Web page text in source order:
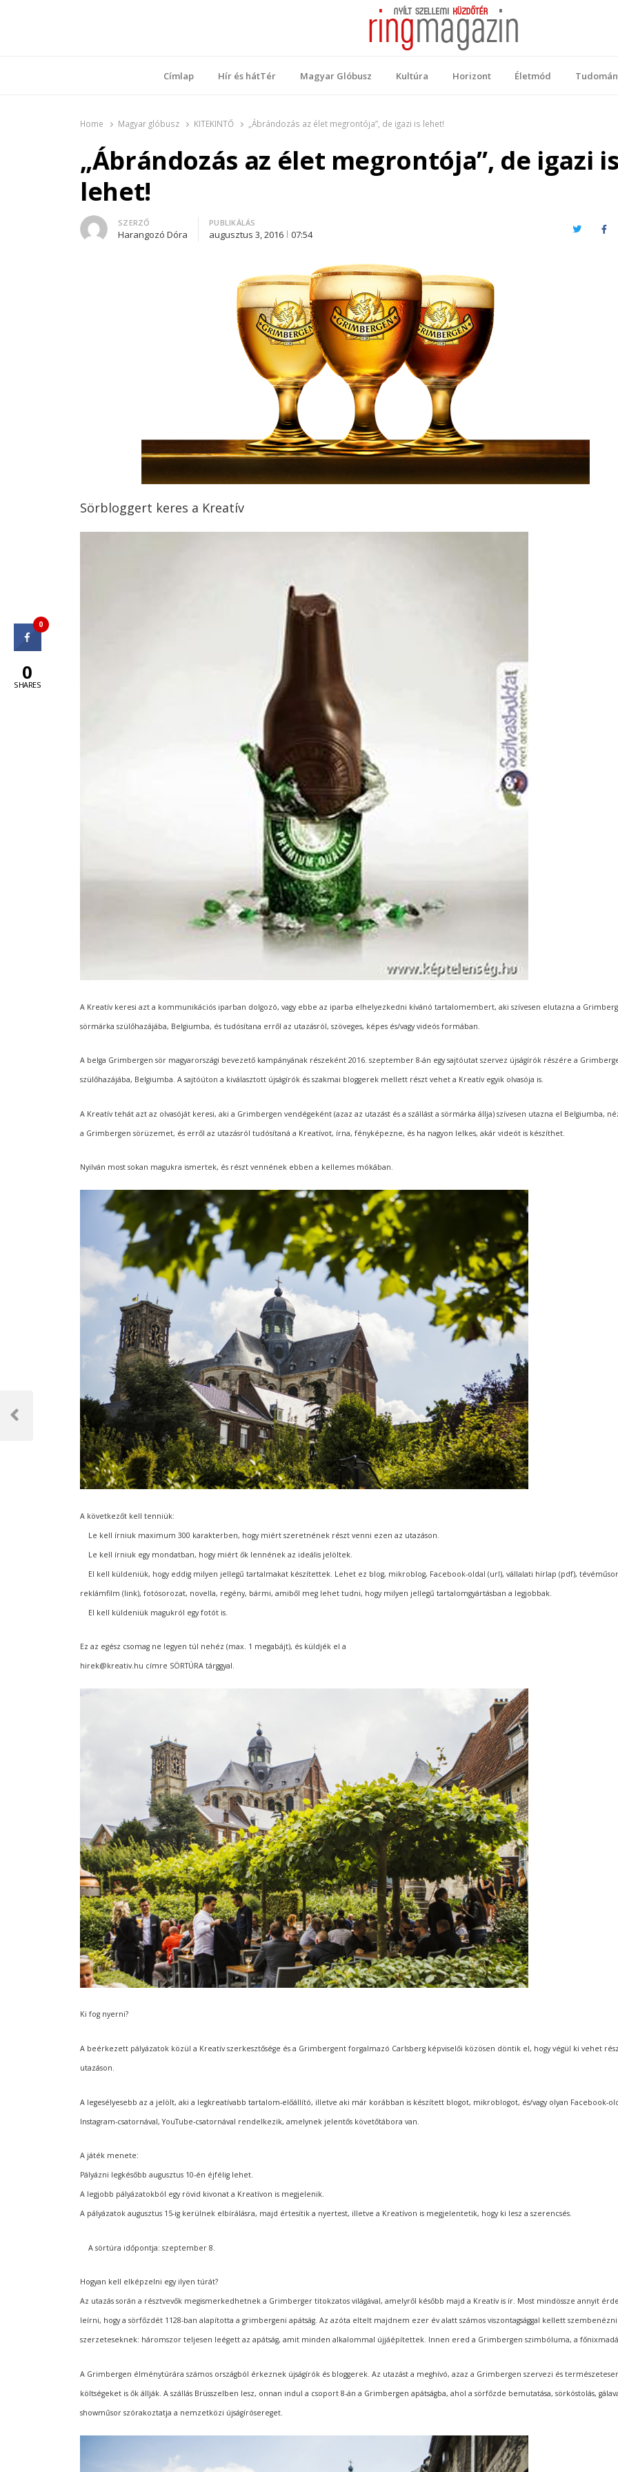
Címlap Hír és hátTér Magyar Glóbusz Kultúra Horizont Életmód
Home Magyar glóbusz KITEKINTŐ „Ábrándozás az élet megrontója”, de igazi is lehet!
„Ábrándozás az élet megrontója”, de igazi is
lehet!
Author
SZERZŐ
Harangozó Dóra
PUBLIKÁLÁS
augusztus 3, 2016 07:54 Twitter
Sörbloggert keres a Kreatív
A Kreatív keresi azt a kommunikációs iparban dolgozó, vagy ebbe az iparba elhelyezkedni kívánó tartalomembert, aki szívesen elutazna a
sörmárka szülőhazájába, Belgiumba, és tudósítana erről az utazásról, szöveges, képes és/vagy videós formában.
A belga Grimbergen sör magyarországi bevezető kampányának részeként 2016. szeptember 8-án egy sajtóutat szervez újságírók részére a
szülőhazájába, Belgiumba. A sajtóúton a kiválasztott újságírók és szakmai bloggerek mellett részt vehet a Kreatív egyik olvasója is.
A Kreatív tehát azt az olvasóját keresi, aki a Grimbergen vendégeként (azaz az utazást és a szállást a sörmárka állja) szívesen utazna el Belgiumba,
a Grimbergen sörüzemet, és erről az utazásról tudósítaná a Kreatívot, írna, fényképezne, és ha nagyon lelkes, akár videót is készíthet.
Nyilván most sokan magukra ismertek, és részt vennének ebben a kellemes mókában.
A következőt kell tenniük:
Le kell írniuk maximum 300 karakterben, hogy miért szeretnének részt venni ezen az utazáson.
Le kell írniuk egy mondatban, hogy miért ők lennének az ideális jelöltek.
El kell küldeniük, hogy eddig milyen jellegű tartalmakat készítettek. Lehet ez blog, mikroblog, Facebook-oldal (url), vállalati hírlap (pdf),
reklámfilm (link), fotósorozat, novella, regény, bármi, amiből meg lehet tudni, hogy milyen jellegű tartalomgyártásban a legjobbak.
El kell küldeniük magukról egy fotót is.
Ez az egész csomag ne legyen túl nehéz (max. 1 megabájt), és küldjék el a
hirek@kreativ.hu címre SÖRTÚRA tárggyal.
Ki fog nyerni?
A beérkezett pályázatok közül a Kreatív szerkesztősége és a Grimbergent forgalmazó Carlsberg képviselői közösen döntik el, hogy végül ki vehet
utazáson.
A legesélyesebb az a jelölt, aki a legkreatívabb tartalom-előállító, illetve aki már korábban is készített blogot, mikroblogot, és/vagy olyan Facebook-
Instagram-csatornával, YouTube-csatornával rendelkezik, amelynek jelentős követőtábora van.
A játék menete:
Pályázni legkésőbb augusztus 10-én éjfélig lehet.
A legjobb pályázatokból egy rövid kivonat a Kreatívon is megjelenik.
A pályázatok augusztus 15-ig kerülnek elbírálásra, majd értesítik a nyertest, illetve a Kreatívon is megjelentetik, hogy ki lesz a szerencsés.
A sörtúra időpontja: szeptember 8.
Hogyan kell elképzelni egy ilyen túrát?
Az utazás során a résztvevők megismerkedhetnek a Grimberger titokzatos világával, amelyről később majd a Kreatív is ír. Most mindössze annyit
leírni, hogy a sörfőzdét 1128-ban alapította a grimbergeni apátság. Az azóta eltelt majdnem ezer év alatt számos viszontagsággal kellett szembenézni
szerzeteseknek: háromszor teljesen leégett az apátság, amit minden alkalommal újjáépítettek. Innen ered a Grimbergen szimbóluma, a
A Grimbergen élménytúrára számos országból érkeznek újságírók és bloggerek. Az utazást a meghívó, azaz a Grimbergen szervezi és
költségeket is ők állják. A szállás Brüsszelben lesz, onnan indul a csoport 8-án a Grimbergen apátságba, ahol a sörfőzde bemutatása, sörkóstolás,
showműsor szórakoztatja a nemzetközi újságírósereget.
navigáció
Previous
0
0
SHARES